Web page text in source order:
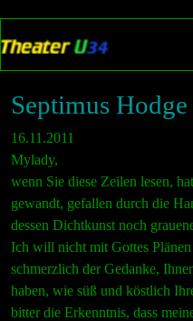
Septimus
16.11.2011
Mylady,
wenn Sie diese Zeilen lesen,
gewandt, gefallen durch die
dessen Dichtkunst noch
Ich will nicht mit Gottes
schmerzlich der Gedanke,
haben, wie süß und köstlich
bitter die Erkenntnis, dass